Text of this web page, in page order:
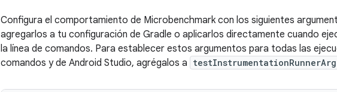
Configura el comportamiento de Microbenchmark con los siguientes
agregarlos a tu configuración de Gradle o aplicarlos directamente cuando
la línea de comandos. Para establecer estos argumentos para todas las
comandos y de Android Studio, agrégalos a